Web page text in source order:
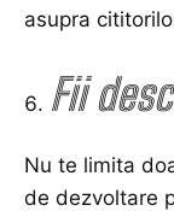
asupra
Fii
Nu te limita
de dezvoltare